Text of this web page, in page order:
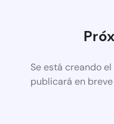
Se está creando
publicará en breve